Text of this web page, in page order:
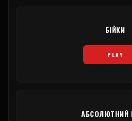
БІЙКИ
PLAY
АБСОЛЮТНИЙ